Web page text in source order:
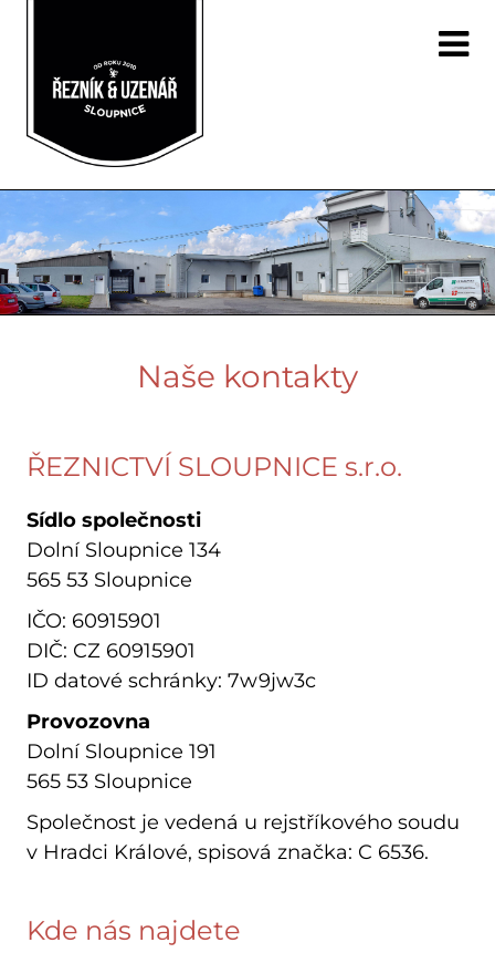
Naše kontakty
ŘEZNICTVÍ SLOUPNICE s.r.o.
Sídlo společnosti
Dolní Sloupnice 134
565 53 Sloupnice
IČO: 60915901
DIČ: CZ 60915901
ID datové schránky: 7w9jw3c
Provozovna
Dolní Sloupnice 191
565 53 Sloupnice
Společnost je vedená u rejstříkového soudu
v Hradci Králové, spisová značka: C 6536.
Kde nás najdete